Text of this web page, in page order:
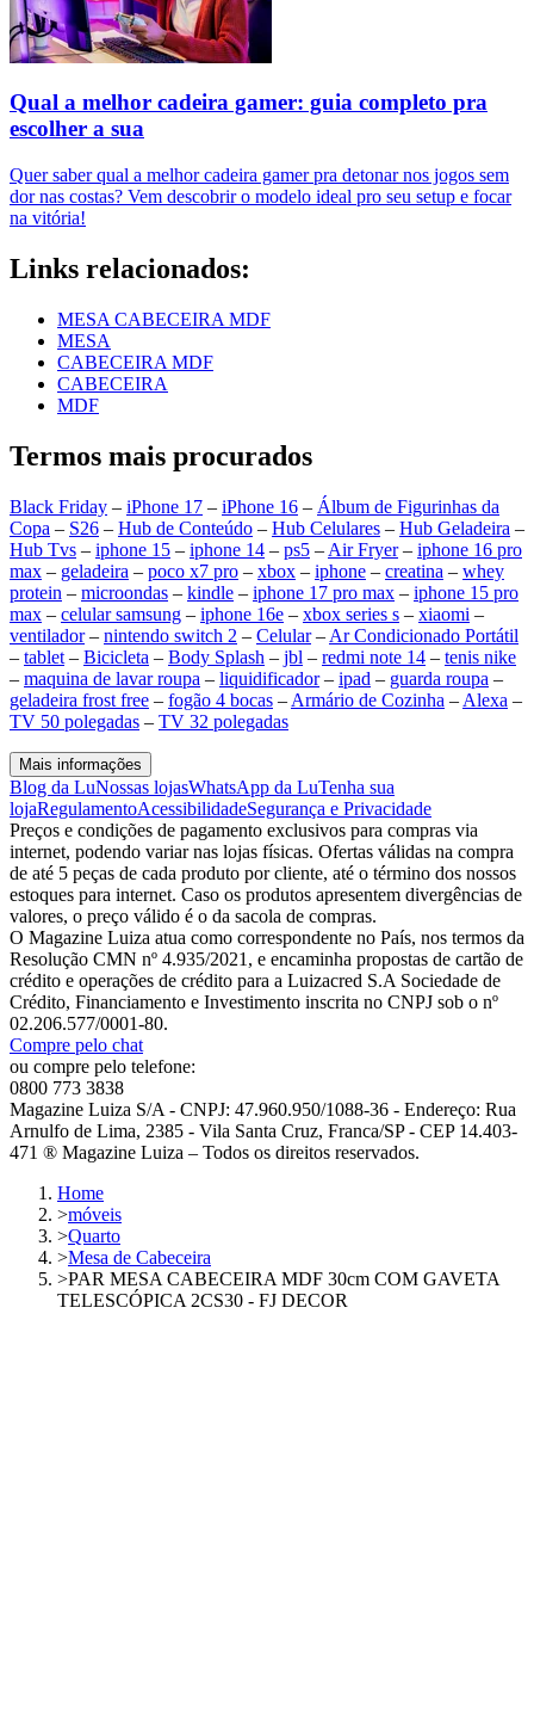
Qual a melhor cadeira gamer: guia completo pra
escolher a sua
Quer saber qual a melhor cadeira gamer pra detonar nos jogos sem
dor nas costas? Vem descobrir o modelo ideal pro seu setup e focar
na vitória!
Links relacionados:
MESA CABECEIRA MDF
MESA
CABECEIRA MDF
CABECEIRA
MDF
Termos mais procurados
Black Friday – iPhone 17 – iPhone 16 – Álbum de Figurinhas da
Copa – S26 – Hub de Conteúdo – Hub Celulares – Hub Geladeira –
Hub Tvs – iphone 15 – iphone 14 – ps5 – Air Fryer– iphone 16 pro
max – geladeira – poco x7 pro – xbox – iphone – creatina – whey
protein – microondas – kindle – iphone 17 pro max – iphone 15 pro
max – celular samsung – iphone 16e – xbox series s – xiaomi –
ventilador– nintendo switch 2 – Celular– Ar Condicionado Portátil
– tablet – Bicicleta – Body Splash – jbl – redmi note 14 – tenis nike
– maquina de lavar roupa – liquidificador– ipad – guarda roupa –
geladeira frost free – fogão 4 bocas – Armário de Cozinha – Alexa –
TV 50 polegadas – TV 32 polegadas
Mais informações
Blog da LuNossas lojasWhatsApp da LuTenha sua
lojaRegulamentoAcessibilidadeSegurança e Privacidade
Preços e condições de pagamento exclusivos para compras via
internet, podendo variar nas lojas físicas. Ofertas válidas na compra
de até 5 peças de cada produto por cliente, até o término dos nossos
estoques para internet. Caso os produtos apresentem divergências de
valores, o preço válido é o da sacola de compras.
O Magazine Luiza atua como correspondente no País, nos termos da
Resolução CMN nº 4.935/2021, e encaminha propostas de cartão de
crédito e operações de crédito para a Luizacred S.A Sociedade de
Crédito, Financiamento e Investimento inscrita no CNPJ sob o nº
02.206.577/0001-80.
Compre pelo chat
ou compre pelo telefone:
0800 773 3838
Magazine Luiza S/A - CNPJ: 47.960.950/1088-36 - Endereço: Rua
Arnulfo de Lima, 2385 - Vila Santa Cruz, Franca/SP - CEP 14.403-
471 ® Magazine Luiza – Todos os direitos reservados.
Home
>móveis
>Quarto
>Mesa de Cabeceira
>PAR MESA CABECEIRA MDF 30cm COM GAVETA
TELESCÓPICA 2CS30 - FJ DECOR